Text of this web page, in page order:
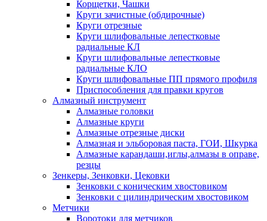
Корщетки, Чашки
Круги зачистные (обдирочные)
Круги отрезные
Круги шлифовальные лепестковые
радиальные КЛ
Круги шлифовальные лепестковые
радиальные КЛО
Круги шлифовальные ПП прямого профиля
Приспособления для правки кругов
Алмазный инструмент
Алмазные головки
Алмазные круги
Алмазные отрезные диски
Алмазная и эльборовая паста, ГОИ, Шкурка
Алмазные карандаши,иглы,алмазы в оправе,
резцы
Зенкеры, Зенковки, Цековки
Зенковки с коническим хвостовиком
Зенковки с цилиндрическим хвостовиком
Метчики
Воротоки для метчиков